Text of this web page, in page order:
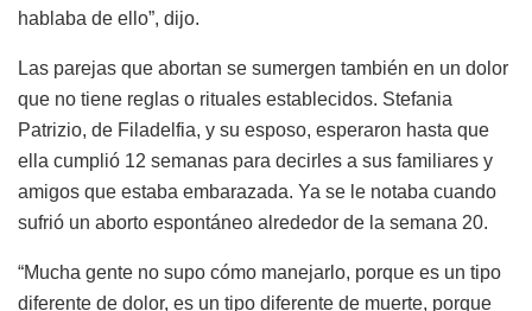
hablaba de ello”, dijo.
Las parejas que abortan se sumergen también en un dolor
que no tiene reglas o rituales establecidos. Stefania
Patrizio, de Filadelfia, y su esposo, esperaron hasta que
ella cumplió 12 semanas para decirles a sus familiares y
amigos que estaba embarazada. Ya se le notaba cuando
sufrió un aborto espontáneo alrededor de la semana 20.
“Mucha gente no supo cómo manejarlo, porque es un tipo
diferente de dolor, es un tipo diferente de muerte, porque